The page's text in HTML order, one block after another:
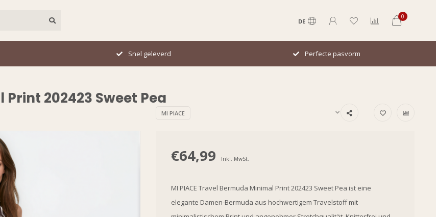
DE
0
Snel geleverd Perfecte pasvorm
202423 Sweet Pea
MI PIACE
€64,99 Inkl. MwSt.
MI PIACE Travel Bermuda Minimal Print 202423 Sweet Pea ist eine
elegante Damen-Bermuda aus hochwertigem Travelstoff mit